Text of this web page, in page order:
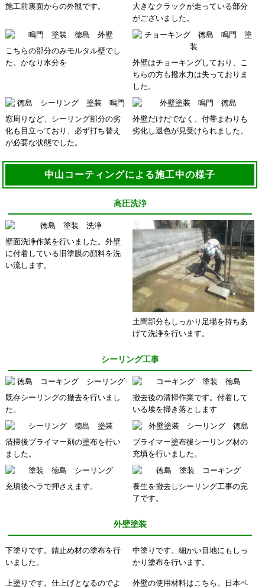
施工前裏面からの外観です。
大きなクラックが走っている部分
がございました。
こちらの部分のみモルタル壁でし
た。かなり水分を
外壁はチョーキングしており、こ
ちらの方も撥水力は失っておりま
した。
窓周りなど、シーリング部分の劣
化も目立っており、必ず打ち替え
が必要な状態でした。
外壁だけだでなく、付帯まわりも
劣化し退色が見受けられました。
中山コーティングによる施工中の様子
高圧洗浄
壁面洗浄作業を行いました。外壁
に付着している旧塗膜の顔料を洗
い流します。
土間部分もしっかり足場を持ちあ
げて洗浄を行います。
シーリング工事
既存シーリングの撤去を行いまし
た。
撤去後の清掃作業です。付着して
いる埃を掃き落とします
清掃後プライマー剤の塗布を行い
ました。
プライマー塗布後シーリング材の
充填を行いました。
充填後ヘラで押さえます。
養生を撤去しシーリング工事の完
了です。
外壁塗装
下塗りです。錆止め材の塗布を行
いました。
中塗りです。細かい目地にもしっ
かり塗布を行います。
上塗りです。仕上げとなるのでよ 外壁の使用材料はこちら。日本ペ